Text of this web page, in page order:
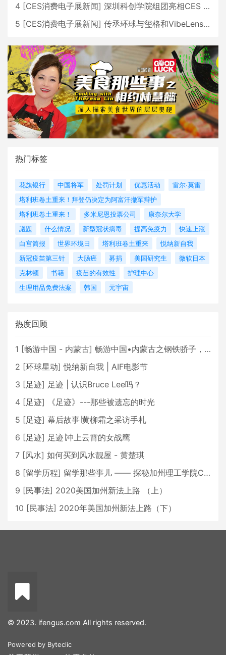
4 [CES消费电子展新闻] 深圳科创学院组团亮相CES 广受好评
5 [CES消费电子展新闻] 传丞环球与玺格和VibeLens共同推出全新耳机
热门标签
花旗银行 中国将军 处罚计划 优惠活动
雷尔·莫雷
塔利班卷土重来！拜登仍决定为阿富汗撤军辩护
塔利班卷土重来！
多米尼恩投票公司
康奈尔大学
議題
什么情况 新型冠状病毒 提高免疫力
快速上涨
白宫简报
世界环境日 塔利班卷土重来
悦纳新自我
新冠疫苗第三针
大肠癌 募捐 美国研究生
微软日本
克林顿
书籍 疫苗的有效性
护理中心
生理用品免费法案
韩国 元宇宙
热度回顾
1 [畅游中国 - 内蒙古] 畅游中国•内蒙古之钢铁骄子，魅力包头
2 [环球星动] 悦纳新自我 | AIF电影节
3 [足迹] 足迹 | 认识Bruce Lee吗？
4 [足迹]
《足迹》---那些被遗忘的时光
5 [足迹] 幕后故事∣黄柳霜之采访手札
6 [足迹] 足迹∣冲上云霄的女战鹰
7 [风水] 如何买到风水靓屋 - 黄楚琪
8 [留学历程] 留学那些事儿 —— 探秘加州理工学院Caltech博士生活 [上集]
9 [民事法] 2020美国加州新法上路 （上）
10 [民事法] 2020年美国加州新法上路（下）
© 2023. ifengus.com All rights reserved.
Powered by Byteclic